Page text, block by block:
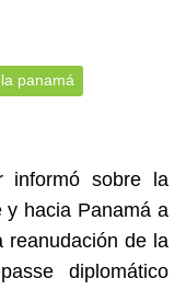
panamá
informó sobre la
y hacia Panamá a
reanudación de la
diplomático